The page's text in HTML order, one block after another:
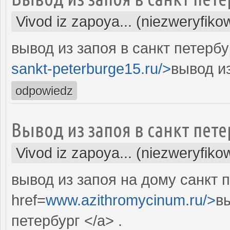
Vivod iz zapoya...
вывод из запоя в санкт
sankt-peterburge15.ru/>вывод
odpowiedz
Вывод из запоя в санкт
Vivod iz zapoya...
вывод из запоя на дому санкт
href=www.azithromycinum.ru/>
петербург </a> .